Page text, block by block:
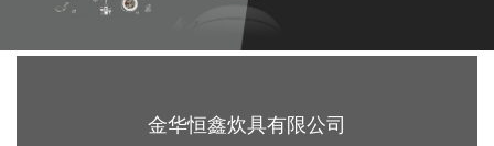
金华恒鑫炊具有限公司